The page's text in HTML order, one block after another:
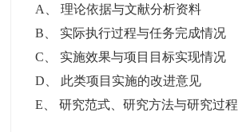
A
、理论依据与文献分析资料
B
实际执行过程与任务完成情况
C
实施效果与项目目标实现情况
D
此类项目实施的改进意见
E 、研究范式、研究方法与研究过程